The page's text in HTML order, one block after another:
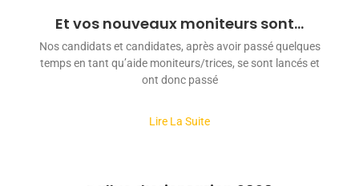
Et vos nouveaux moniteurs sont…
Nos candidats et candidates, après avoir passé quelques
temps en tant qu’aide moniteurs/trices, se sont lancés et
ont donc passé
Lire La Suite